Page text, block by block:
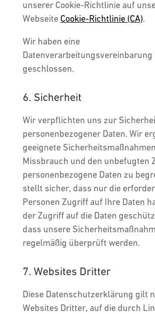
unserer Cookie-Richtlinie auf
Webseite Cookie-Richtlinie (CA).
Wir haben eine
Datenverarbeitungsvereinbarung
geschlossen.
6. Sicherheit
Wir verpflichten uns zur
personenbezogener Daten. Wir
geeignete
Missbrauch und den unbefugten
personenbezogene Daten zu
stellt sicher, dass nur die
Personen Zugriff auf Ihre Daten
der Zugriff auf die Daten
dass unsere
regelmäßig überprüft werden.
7. Websites Dritter
Diese Datenschutzerklärung gilt
Websites Dritter, auf die durch